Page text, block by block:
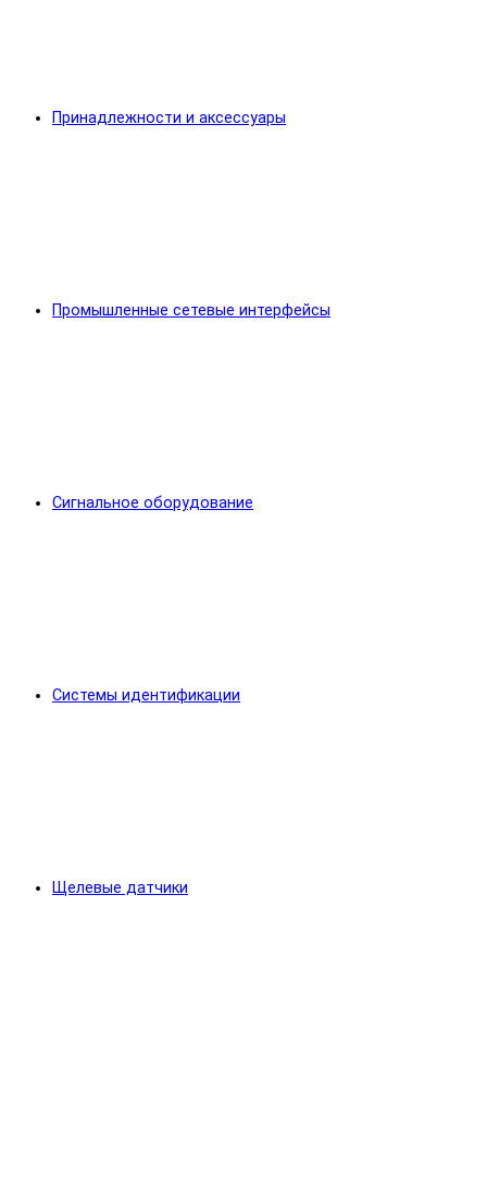
Принадлежности и аксессуары
Промышленные сетевые интерфейсы
Сигнальное оборудование
Системы идентификации
Щелевые датчики